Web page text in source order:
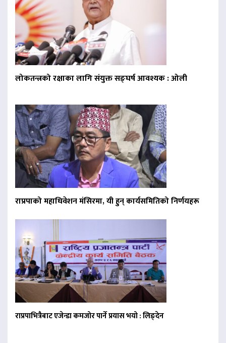
लोकतन्त्रको रक्षाका लागि संयुक्त सङ्घर्ष आवश्यक : ओली
राप्रपाको महाधिवेशन मंसिरमा, यी हुन् कार्यसमितिको निर्णयहरू
राप्रपाभित्रैबाट एजेन्डा कमजोर पार्ने प्रयास भयो : लिङ्देन